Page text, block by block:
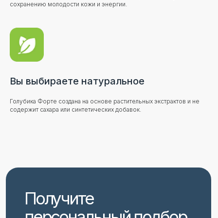
сохранению молодости кожи и энергии.
Вы выбираете натуральное
Голубика Форте создана на основе растительных экстрактов и не
содержит сахара или синтетических добавок.
задаваемые вопросы